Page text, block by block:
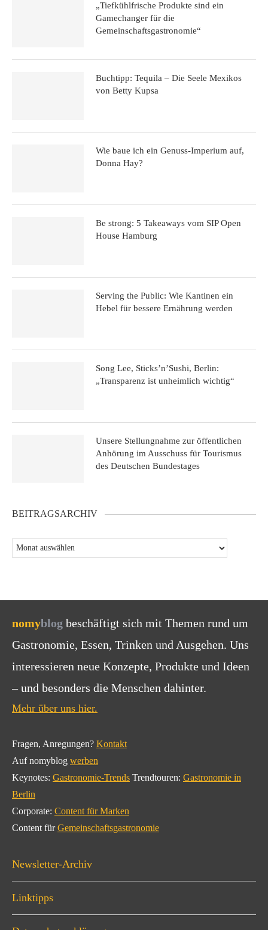
„Tiefkühlfrische Produkte sind ein
Gamechanger für die
Gemeinschaftsgastronomie“
Buchtipp: Tequila – Die Seele Mexikos
von Betty Kupsa
Wie baue ich ein Genuss-Imperium auf,
Donna Hay?
Be strong: 5 Takeaways vom SIP Open
House Hamburg
Serving the Public: Wie Kantinen ein
Hebel für bessere Ernährung werden
Song Lee, Sticks’n’Sushi, Berlin:
„Transparenz ist unheimlich wichtig“
Unsere Stellungnahme zur öffentlichen
Anhörung im Ausschuss für Tourismus
des Deutschen Bundestages
BEITRAGSARCHIV
nomyblog beschäftigt sich mit Themen rund um
Gastronomie, Essen, Trinken und Ausgehen. Uns
interessieren neue Konzepte, Produkte und Ideen
– und besonders die Menschen dahinter.
Mehr über uns hier.
Fragen, Anregungen? Kontakt
Auf nomyblog werben
Keynotes: Gastronomie-Trends Trendtouren: Gastronomie in
Berlin
Corporate: Content für Marken
Content fürGemeinschaftsgastronomie
Newsletter-Archiv
Linktipps